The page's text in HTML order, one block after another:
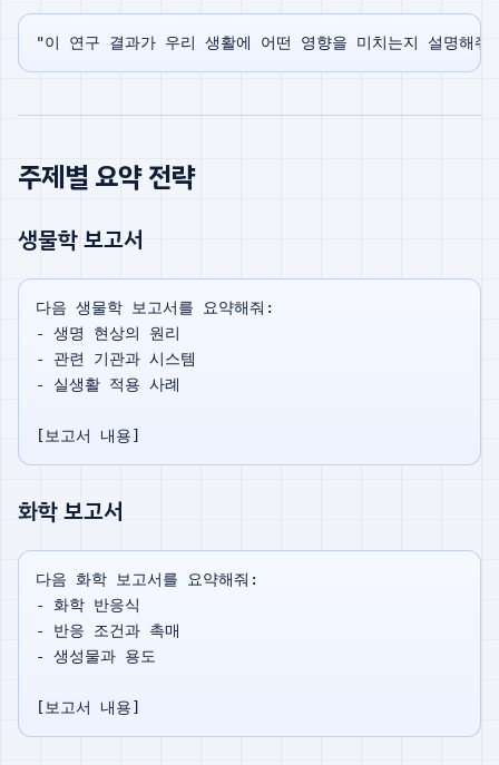
주제별 요약 전략
생물학 보고서
다음 생물학 보고서를 요약해줘:
- 생명 현상의 원리
- 관련 기관과 시스템
- 실생활 적용 사례
화학 보고서
다음 화학 보고서를 요약해줘:
- 화학 반응식
- 반응 조건과 촉매
- 생성물과 용도